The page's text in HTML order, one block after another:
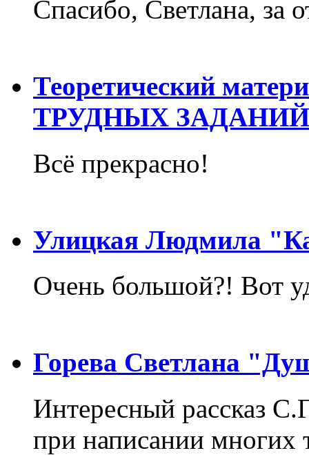
Спасибо, Светлана, за
Теоретический
ТРУДНЫХ
Всё прекрасно!
Улицкая Людмила
Очень большой?! Вот
Горева Светлана
Интересный рассказ
при написании многих